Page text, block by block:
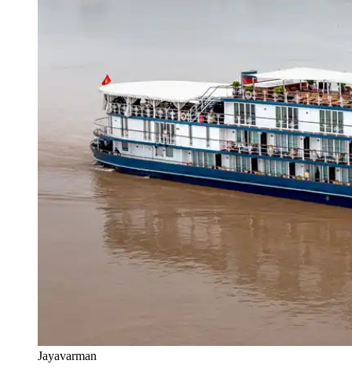
Jayavarman